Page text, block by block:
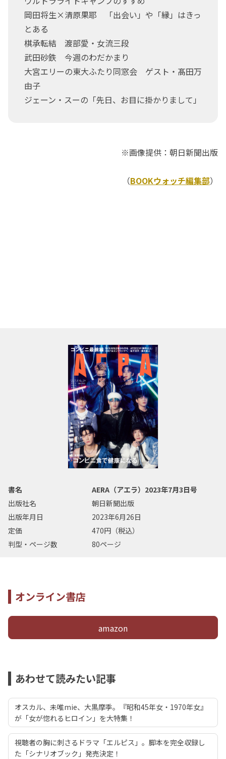
岡田将生×清原果耶 「出会い」や「縁」はきっ
とある
棋承転結 渡部愛・女流三段
武田砂鉄 今週のわだかまり
大宮エリーの東大ふたり同窓会 ゲスト・髙田万
由子
ジェーン・スーの「先日、お目に掛かりまして」
※画像提供：朝日新聞出版
（BOOKウォッチ編集部）
書名
AERA（アエラ）2023年7月3日号
出版社名
朝日新聞出版
出版年月日
2023年6月26日
定価
470円（税込）
判型・ページ数
80ページ
オンライン書店
amazon
あわせて読みたい記事
オスカル、未唯mie、大黒摩季。『昭和45年女・1970年女』
が「女が惚れるヒロイン」を大特集！
視聴者の胸に刺さるドラマ「エルピス」。脚本を完全収録し
た「シナリオブック」発売決定！